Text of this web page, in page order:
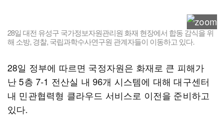
28일 대전 유성구 국가정보자원관리원 화재 현장에서 합동 감식을 위
해 소방, 경찰, 국립과학수사연구원 관계자들이 이동하고 있다.
28일 정부에 따르면 국정자원은 화재로 큰 피해가
난 5층 7-1 전산실 내 96개 시스템에 대해 대구센터
내 민관협력형 클라우드 서비스로 이전을 준비하고
있다.